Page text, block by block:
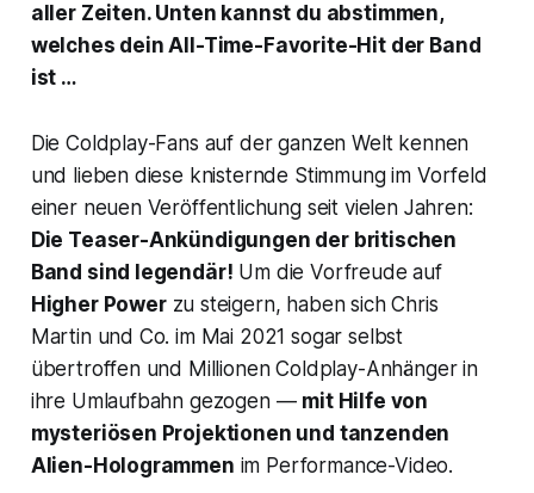
aller Zeiten. Unten kannst du abstimmen,
welches dein All-Time-Favorite-Hit der Band
ist …
Die Coldplay-Fans auf der ganzen Welt kennen
und lieben diese knisternde Stimmung im Vorfeld
einer neuen Veröffentlichung seit vielen Jahren:
Die Teaser-Ankündigungen der britischen
Band sind legendär! Um die Vorfreude auf
Higher Powerzu steigern, haben sich Chris
Martin und Co. im Mai 2021 sogar selbst
übertroffen und Millionen Coldplay-Anhänger in
ihre Umlaufbahn gezogen — mit Hilfe von
mysteriösen Projektionen und tanzenden
Alien-Hologrammen im Performance-Video.